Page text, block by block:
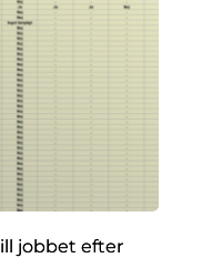
jobbet efter